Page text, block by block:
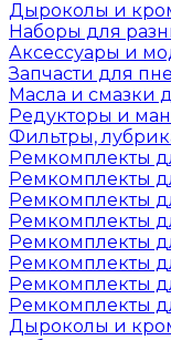
Дыроколы и
Наборы для
Аксессуары и
Запчасти для
Масла и смазки
Редукторы и
Фильтры,
Ремкомплекты
Ремкомплекты
Ремкомплекты
Ремкомплекты
Ремкомплекты
Ремкомплекты
Ремкомплекты
Ремкомплекты
Дыроколы и